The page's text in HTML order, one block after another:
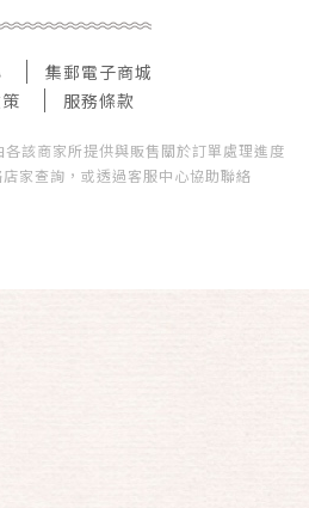
集郵電子商城
服務條款
該商家所提供與販售關於訂單處理進度
家查詢，或透過客服中心協助聯絡